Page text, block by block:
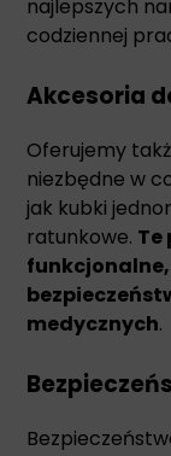
najlepszych
codziennej
Akcesoria
Oferujemy
niezbędne w
jak kubki
ratunkowe. Te
medycznych.